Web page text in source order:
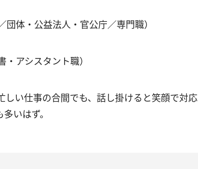
体・公益法人・官公庁／専門職）
アシスタント職）
い仕事の合間でも、話し掛けると笑顔で対応
いはず。